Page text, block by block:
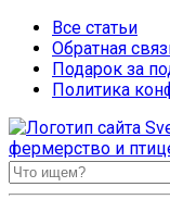
Все статьи
Обратная
Подарок за
Политика
Sveklon.Ru – все про